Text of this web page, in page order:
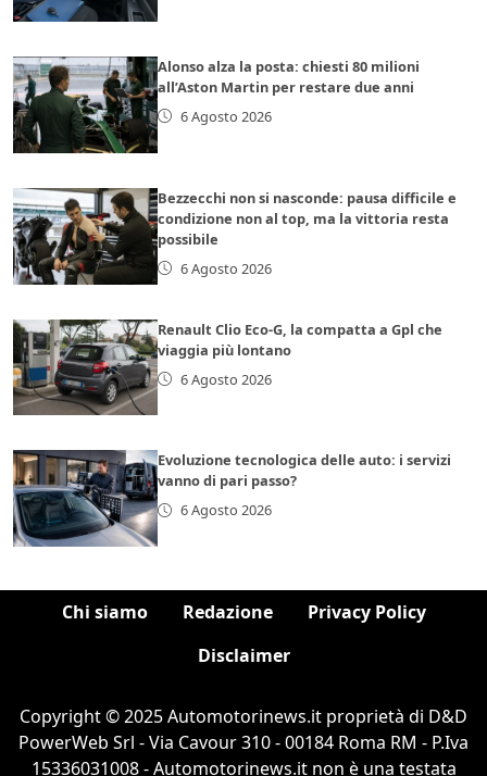
Alonso alza la posta: chiesti 80 milioni
all’Aston Martin per restare due anni
6 Agosto 2026
Bezzecchi non si nasconde: pausa difficile e
condizione non al top, ma la vittoria resta
possibile
6 Agosto 2026
Renault Clio Eco-G, la compatta a Gpl che
viaggia più lontano
6 Agosto 2026
Evoluzione tecnologica delle auto: i servizi
vanno di pari passo?
6 Agosto 2026
Chi siamo Redazione
Privacy Policy
Disclaimer
Copyright © 2025 Automotorinews.it proprietà di D&D
PowerWeb Srl - Via Cavour 310 - 00184 Roma RM - P.Iva
15336031008 - Automotorinews.it non è una testata